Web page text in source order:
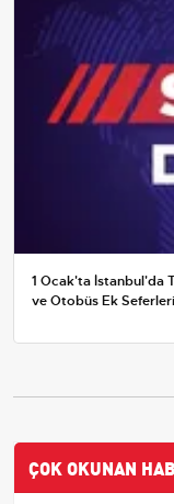
1 Ocak'ta İstanbul'da
ve Otobüs Ek
ÇOK OKUNAN